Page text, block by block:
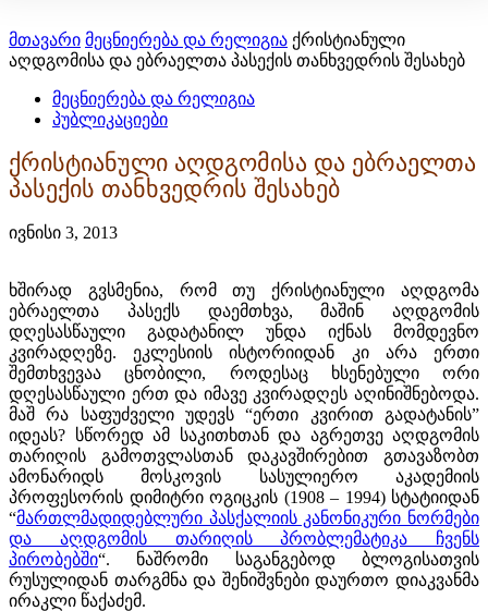
მთავარი მეცნიერება და რელიგია ქრისტიანული
აღდგომისა და ებრაელთა პასექის თანხვედრის შესახებ
მეცნიერება და რელიგია
პუბლიკაციები
ქრისტიანული აღდგომისა და ებრაელთა
პასექის თანხვედრის შესახებ
ივნისი 3, 2013
ხშირად გვსმენია, რომ თუ ქრისტიანული აღდგომა
ებრაელთა პასექს დაემთხვა, მაშინ აღდგომის
დღესასწაული გადატანილ უნდა იქნას მომდევნო
კვირადღეზე. ეკლესიის ისტორიიდან კი არა ერთი
შემთხვევაა ცნობილი, როდესაც ხსენებული ორი
დღესასწაული ერთ და იმავე კვირადღეს აღინიშნებოდა.
მაშ რა საფუძველი უდევს “ერთი კვირით გადატანის”
იდეას? სწორედ ამ საკითხთან და აგრეთვე აღდგომის
თარიღის გამოთვლასთან დაკავშირებით გთავაზობთ
ამონარიდს მოსკოვის სასულიერო აკადემიის
პროფესორის დიმიტრი ოგიცკის (1908 – 1994) სტატიიდან
“მართლმადიდებლური პასქალიის კანონიკური ნორმები
და აღდგომის თარიღის პრობლემატიკა ჩვენს
პირობებში“. ნაშრომი საგანგებოდ ბლოგისათვის
რუსულიდან თარგმნა და შენიშვნები დაურთო დიაკვანმა
ირაკლი წაქაძემ.